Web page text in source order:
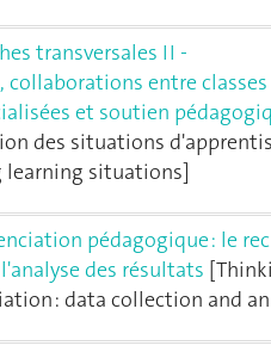
transversales II -
collaborations entre classes
et soutien
des situations
situations]
pédagogique : le
des résultats
: data collection and